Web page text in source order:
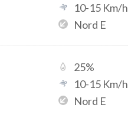
10-15 Km/h
Nord E
25%
10-15 Km/h
Nord E